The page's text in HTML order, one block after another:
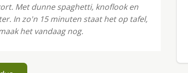
Met dunne spaghetti, knoflook en
In zo'n 15 minuten staat het op tafel,
het vandaag nog.